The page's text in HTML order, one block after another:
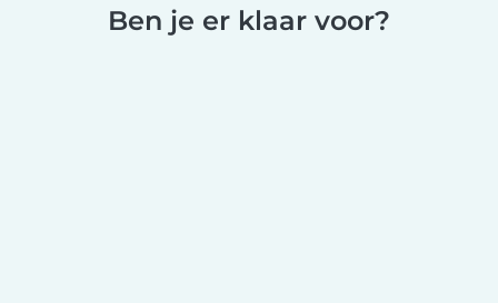
Ben je er klaar voor?